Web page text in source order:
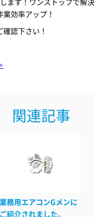
効率アップ！
認下さい！
関連記事
業務用エアコンGメンに
ご紹介されました。